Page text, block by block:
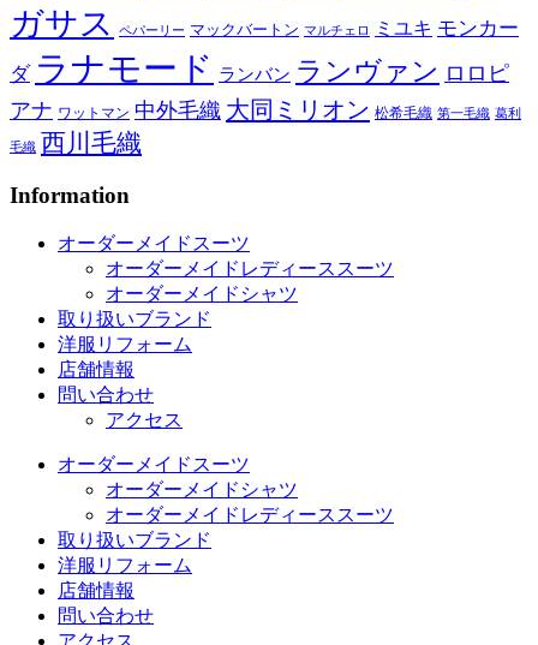
ガサス
ペパーリー マックバートン マルチェロ ミユキ モンカー
ダ ラナモード ランバン ランヴァン ロロピ
アナ ワットマン 中外毛織 大同ミリオン 松希毛織 第一毛織 葛利
毛織 西川毛織
Information
オーダーメイドスーツ
オーダーメイドレディーススーツ
オーダーメイドシャツ
取り扱いブランド
洋服リフォーム
店舗情報
問い合わせ
アクセス
オーダーメイドスーツ
オーダーメイドシャツ
オーダーメイドレディーススーツ
取り扱いブランド
洋服リフォーム
店舗情報
問い合わせ
アクセス